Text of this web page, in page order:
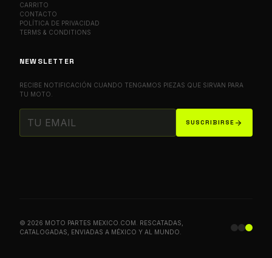
CARRITO
CONTACTO
POLÍTICA DE PRIVACIDAD
TERMS & CONDITIONS
NEWSLETTER
RECIBE NOTIFICACIÓN CUANDO TENGAMOS PIEZAS QUE SIRVAN PARA
TU MOTO.
SUSCRIBIRSE arrow_forward
© 2026 MOTO PARTES MEXICO.COM. RESCATADAS,
CATALOGADAS, ENVIADAS A MÉXICO Y AL MUNDO.